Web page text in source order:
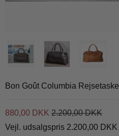
Bon Goût Columbia Rejsetaske
880,00 DKK 2.200,00 DKK
Vejl. udsalgspris 2.200,00 DKK